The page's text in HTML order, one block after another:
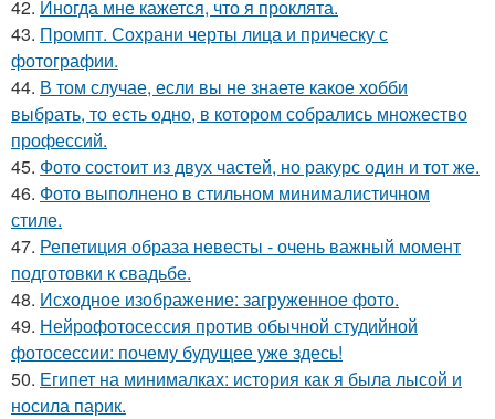
42. Иногда мне кажется, что я проклята.
43. Промпт. Сохрани черты лица и прическу с
фотографии.
44. В том случае, если вы не знаете какое хобби
выбрать, то есть одно, в котором собрались множество
профессий.
45. Фото состоит из двух частей, но ракурс один и тот же.
46. Фото выполнено в стильном минималистичном
стиле.
47. Репетиция образа невесты - очень важный момент
подготовки к свадьбе.
48. Исходное изображение: загруженное фото.
49. Нейрофотосессия против обычной студийной
фотосессии: почему будущее уже здесь!
50. Египет на минималках: история как я была лысой и
носила парик.